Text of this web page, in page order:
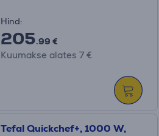
Hind:
205.99 €
Kuumakse alates 7 €
Tefal Quickchef+, 1000 W,